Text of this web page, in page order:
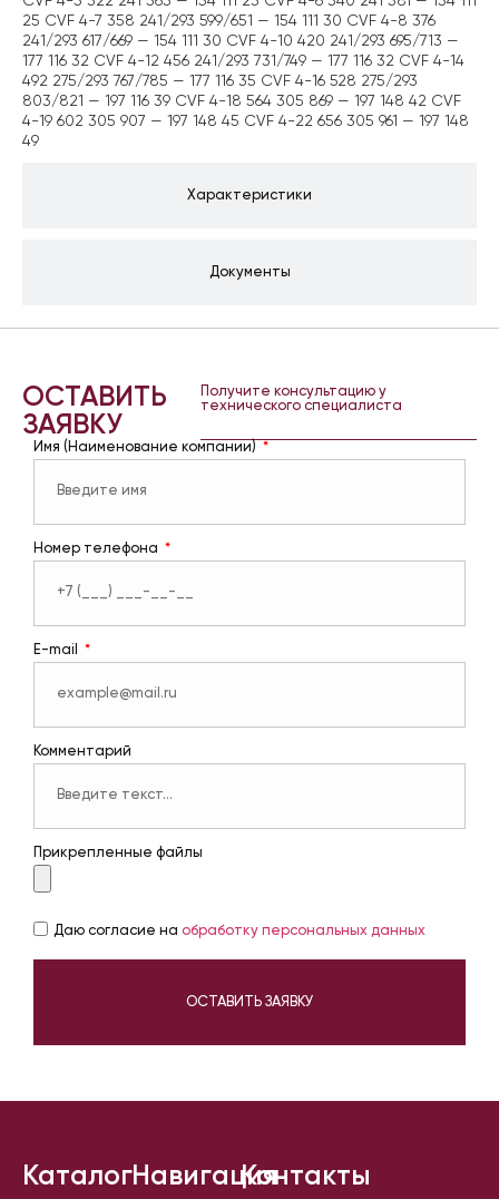
Характеристики
Документы
25 CVF 4-7 358 241/293 599/651 — 154 111 30 CVF 4-8 376
241/293 617/669 — 154 111 30 CVF 4-10 420 241/293 695/713 —
177 116 32 CVF 4-12 456 241/293 731/749 — 177 116 32 CVF 4-14
492 275/293 767/785 — 177 116 35 CVF 4-16 528 275/293
803/821 — 197 116 39 CVF 4-18 564 305 869 — 197 148 42 CVF
4-19 602 305 907 — 197 148 45 CVF 4-22 656 305 961 — 197 148
49
ОСТАВИТЬ
ЗАЯВКУ
Получите консультацию у
технического специалиста
Имя (Наименование компании)
Номер телефона
E-mail
Комментарий
Прикрепленные файлы
Даю согласие на обработку персональных данных
ОСТАВИТЬ ЗАЯВКУ
КаталогНавигацияКонтакты